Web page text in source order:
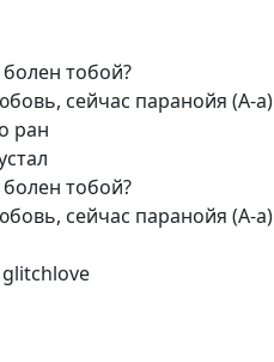
тобой?
сейчас паранойя (А-а)
ран
тобой?
сейчас паранойя (А-а)